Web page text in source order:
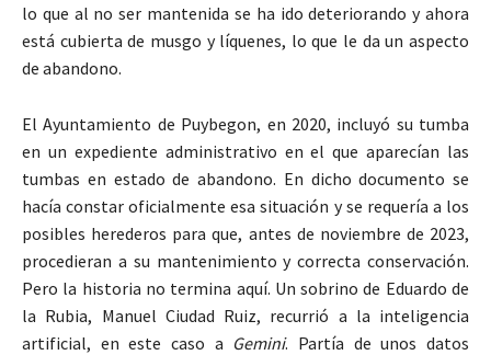
lo que al no ser mantenida se ha ido deteriorando y ahora
está cubierta de musgo y líquenes, lo que le da un aspecto
de abandono.
El Ayuntamiento de Puybegon, en 2020, incluyó su tumba
en un expediente administrativo en el que aparecían las
tumbas en estado de abandono. En dicho documento se
hacía constar oficialmente esa situación y se requería a los
posibles herederos para que, antes de noviembre de 2023,
procedieran a su mantenimiento y correcta conservación.
Pero la historia no termina aquí. Un sobrino de Eduardo de
la Rubia, Manuel Ciudad Ruiz, recurrió a la inteligencia
artificial, en este caso a Gemini. Partía de unos datos